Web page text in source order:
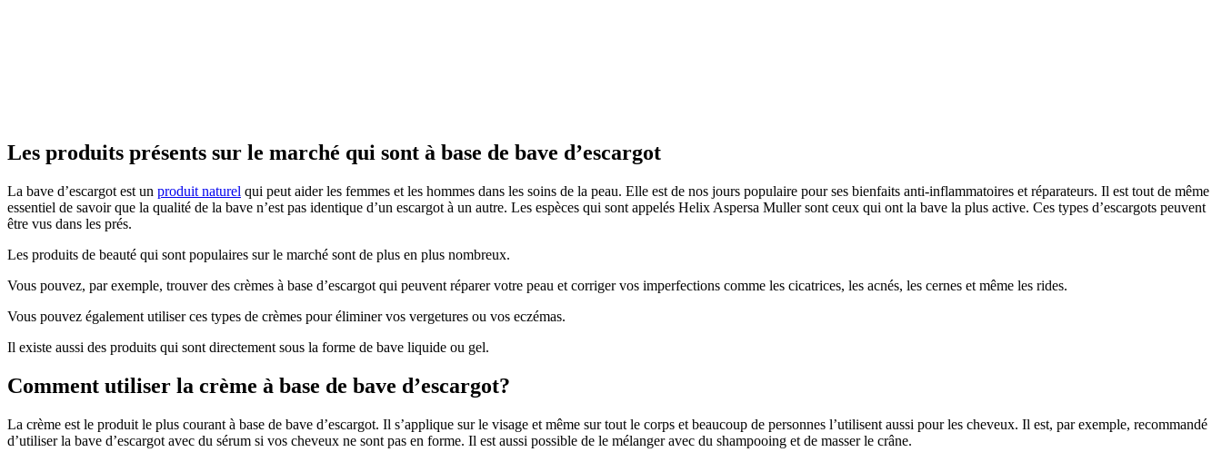
Les produits présents sur le marché qui sont à base de bave d’escargot
La bave d’escargot est un produit naturel qui peut aider les femmes et les hommes dans les soins de la peau. Elle est de nos jours populaire pour ses bienfaits anti-inflammatoires et réparateurs. Il est tout de même
essentiel de savoir que la qualité de la bave n’est pas identique d’un escargot à un autre. Les espèces qui sont appelés Helix Aspersa Muller sont ceux qui ont la bave la plus active. Ces types d’escargots peuvent
être vus dans les prés.
Les produits de beauté qui sont populaires sur le marché sont de plus en plus nombreux.
Vous pouvez, par exemple, trouver des crèmes à base d’escargot qui peuvent réparer votre peau et corriger vos imperfections comme les cicatrices, les acnés, les cernes et même les rides.
Vous pouvez également utiliser ces types de crèmes pour éliminer vos vergetures ou vos eczémas.
Il existe aussi des produits qui sont directement sous la forme de bave liquide ou gel.
Comment utiliser la crème à base de bave d’escargot?
La crème est le produit le plus courant à base de bave d’escargot. Il s’applique sur le visage et même sur tout le corps et beaucoup de personnes l’utilisent aussi pour les cheveux. Il est, par exemple, recommandé
d’utiliser la bave d’escargot avec du sérum si vos cheveux ne sont pas en forme. Il est aussi possible de le mélanger avec du shampooing et de masser le crâne.